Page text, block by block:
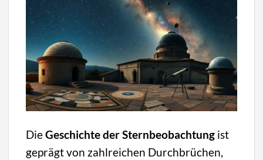
DieGeschichte der Sternbeobachtung ist
geprägt von zahlreichen Durchbrüchen,